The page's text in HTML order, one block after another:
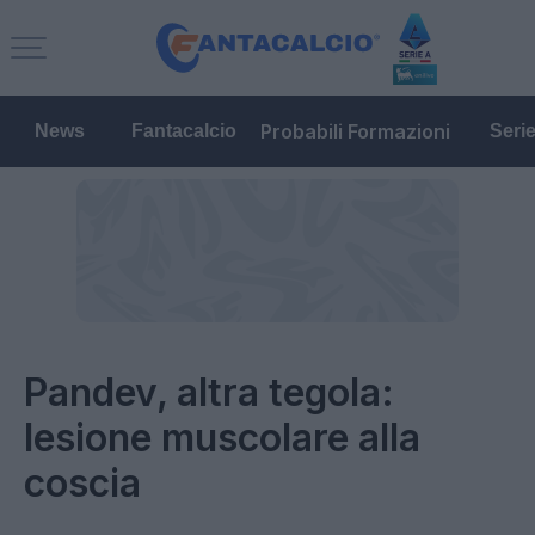
News Fantacalcio Probabili Formazioni
Pandev, altra tegola:
lesione muscolare alla
coscia